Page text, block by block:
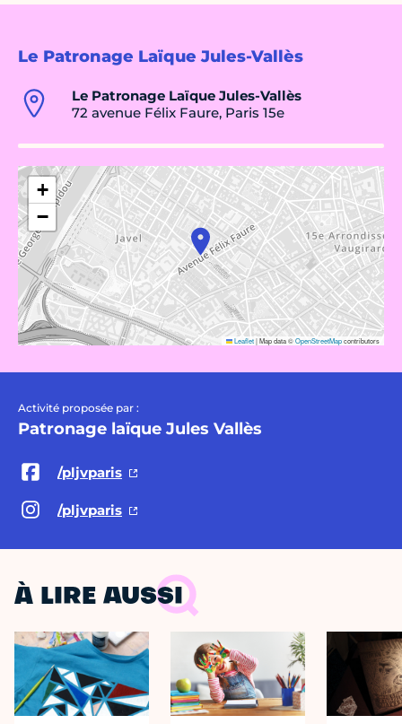
Le Patronage Laïque Jules-Vallès
Le Patronage Laïque Jules-Vallès
72 avenue Félix Faure, Paris 15e
+
−
Leaflet|Map data ©OpenStreetMapcontributors
Activité proposée par :
Patronage laïque Jules Vallès
/pljvparis
/pljvparis
À LIRE AUSSI